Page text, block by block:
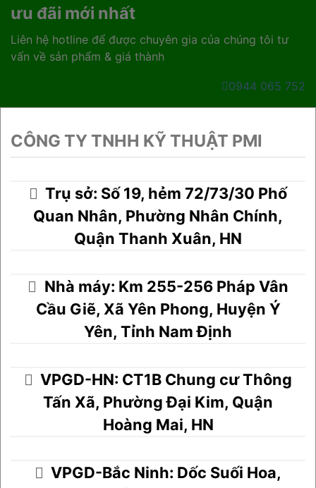
ưu đãi mới nhất
Liên hệ hotline để được chuyên gia của chúng tôi tư
vấn về sản phẩm & giá thành
0944 065 752
CÔNG TY TNHH KỸ THUẬT PMI
Trụ sở: Số 19, hẻm 72/73/30 Phố
Quan Nhân, Phường Nhân Chính,
Quận Thanh Xuân, HN
Nhà máy: Km 255-256 Pháp Vân
Cầu Giẽ, Xã Yên Phong, Huyện Ý
Yên, Tỉnh Nam Định
VPGD-HN: CT1B Chung cư Thông
Tấn Xã, Phường Đại Kim, Quận
Hoàng Mai, HN
VPGD-Bắc Ninh: Dốc Suối Hoa,